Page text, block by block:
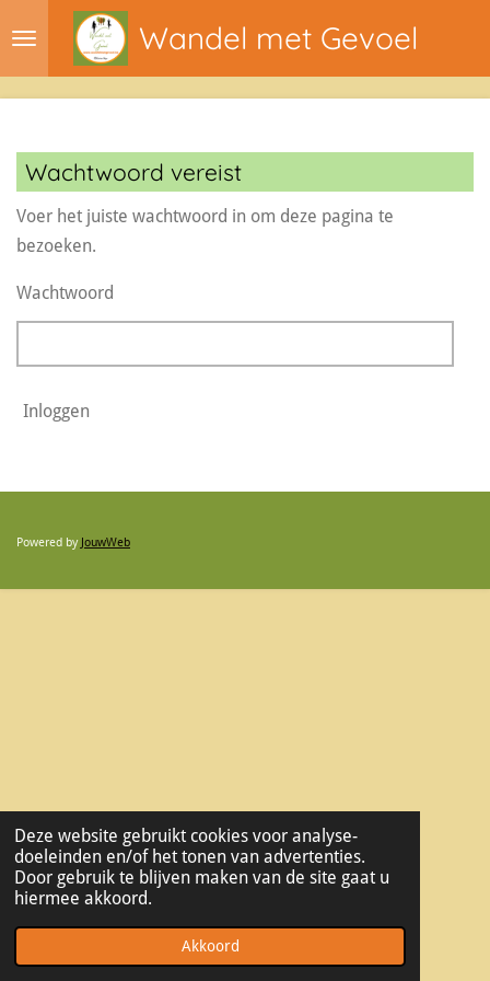
Deze website gebruikt cookies voor analyse-
doeleinden en/of het tonen van advertenties.
Door gebruik te blijven maken van de site gaat u
hiermee akkoord.
Akkoord
Wandel met Gevoel
Wachtwoord vereist
Voer het juiste wachtwoord in om deze pagina te
bezoeken.
Wachtwoord
Inloggen
Powered by JouwWeb